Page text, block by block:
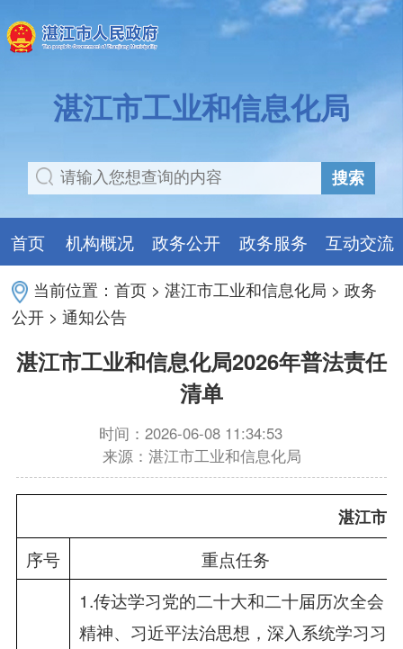
湛江市工业和信息化局
搜索
首页 机构概况 政务公开 政务服务 互动交流
当前位置：首页 >湛江市工业和信息化局 >政务
公开 >通知公告
湛江市工业和信息化局2026年普法责任
清单
时间：2026-06-08 11:34:53
来源：湛江市工业和信息化局
湛江市
序号 重点任务
1.传达学习党的二十大和二十届历次全会
精神、习近平法治思想，深入系统学习习